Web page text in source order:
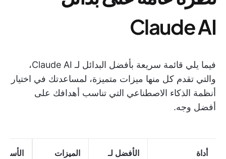
Claude AI
فيما يلي قائمة سريعة بأفضل البدائل لـ Claude AI،
والتي تقدم كل منها ميزات متميزة، لمساعدتك في اختيار
أنظمة الذكاء الاصطناعي التي تناسب أهدافك على
أفضل وجه.
أداة الأفضل لـ
الميزات
الأسعار